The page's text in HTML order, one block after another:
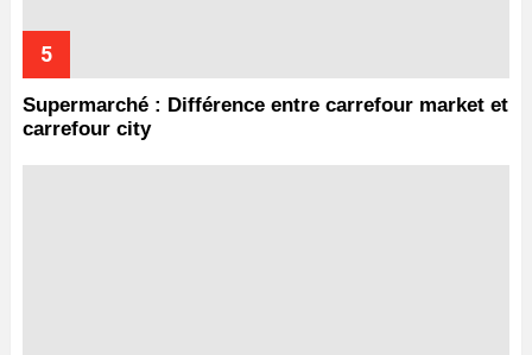
Supermarché : Différence entre carrefour market et
carrefour city